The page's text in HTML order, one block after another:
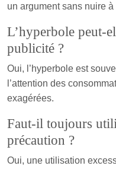
un argument sans nuire
L’hyperbole peut-
publicité ?
Oui, l’hyperbole est
l’attention des
exagérées.
Faut-il toujours
précaution ?
Oui, une utilisation